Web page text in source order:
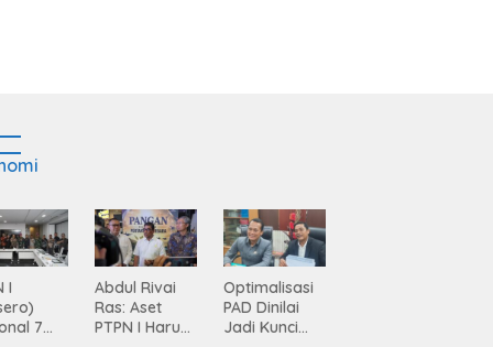
I
7
Abdul Rivai
Ras: Aset
PTPN I Harus
Optimalisasi
PAD Dinilai
Jadi Kunci